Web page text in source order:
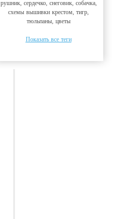
рушник, сердечко, снеговик, собачка,
схемы вышивки крестом, тигр,
тюльпаны, цветы
Показать все теги